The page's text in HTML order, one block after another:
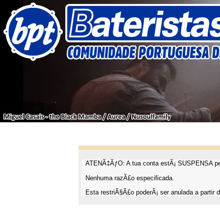
ATENÃ‡ÃƒO: A tua conta estÃ¡ SUSPENSA
Nenhuma razÃ£o especificada.
Esta restriÃ§Ã£o poderÃ¡ ser anulada a partir